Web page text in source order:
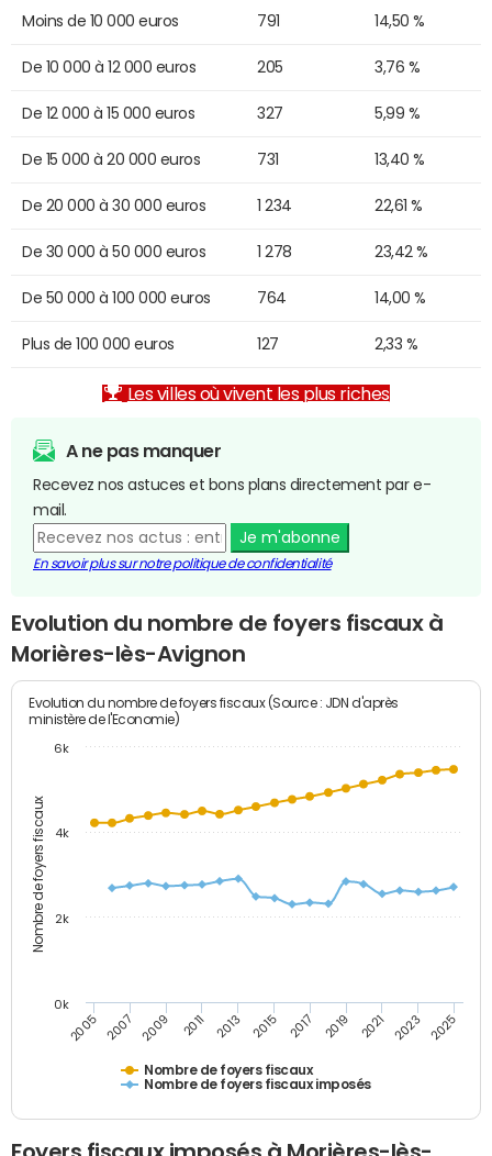
Moins de 10 000 euros 791 14,50 %
De 10 000 à 12 000 euros 205 3,76 %
De 12 000 à 15 000 euros 327 5,99 %
De 15 000 à 20 000 euros 731 13,40 %
De 20 000 à 30 000 euros 1 234 22,61 %
De 30 000 à 50 000 euros 1 278 23,42 %
De 50 000 à 100 000 euros 764 14,00 %
Plus de 100 000 euros 127 2,33 %
Les villes où vivent les plus riches
A ne pas manquer
Recevez nos astuces et bons plans directement par e-
mail.
Je m'abonne
En savoir plus sur notre politique de confidentialité
Evolution du nombre de foyers fiscaux à
Morières-lès-Avignon
Nombre de foyers fiscaux
Evolution du nombre de foyers fiscaux (Source : JDN d'après
ministère de l'Economie)
Nombre de foyers fiscaux
Nombre de foyers fiscaux imposés
2005 2007 2009 2011 2013 2015 2017 2019 2021 2023 2025
0k
2k
4k
6k
Foyers fiscaux imposés à Morières-lès-